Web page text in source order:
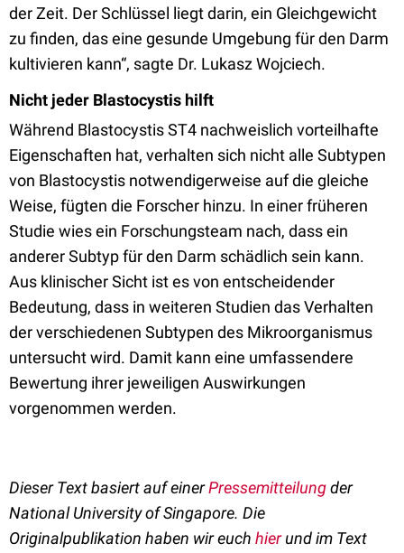
der Zeit. Der Schlüssel liegt darin, ein Gleichgewicht
zu finden, das eine gesunde Umgebung für den Darm
kultivieren kann“, sagte Dr. Lukasz Wojciech.
Nicht jeder Blastocystis hilft
Während Blastocystis ST4 nachweislich vorteilhafte
Eigenschaften hat, verhalten sich nicht alle Subtypen
von Blastocystis notwendigerweise auf die gleiche
Weise, fügten die Forscher hinzu. In einer früheren
Studie wies ein Forschungsteam nach, dass ein
anderer Subtyp für den Darm schädlich sein kann.
Aus klinischer Sicht ist es von entscheidender
Bedeutung, dass in weiteren Studien das Verhalten
der verschiedenen Subtypen des Mikroorganismus
untersucht wird. Damit kann eine umfassendere
Bewertung ihrer jeweiligen Auswirkungen
vorgenommen werden.
Dieser Text basiert auf einerPressemitteilungder
National University of Singapore. Die
Originalpublikation haben wir euch hierund im Text